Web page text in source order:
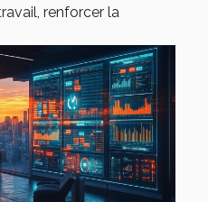
renforcer la